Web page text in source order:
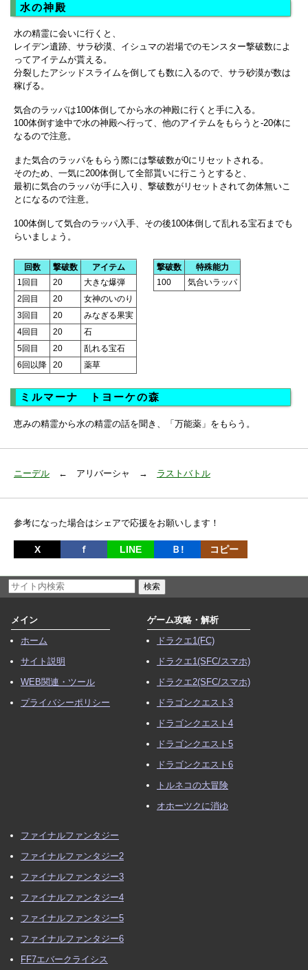
水の神殿
水の精霊に会いに行くと、
レイデン遺跡、サラ砂漠、イシュマの岩場でのモンスター撃破数によ
ってアイテムが貰える。
分裂したアシッドスライムを倒しても数に入るので、サラ砂漠が数は
稼げる。
気合のラッパは100体倒してから水の神殿に行くと手に入る。
100体倒す途中で水の神殿へ行って、他のアイテムをもらうと-20体に
なるので注意。
また気合のラッパをもらう際には撃破数が0にリセットされる。
そのため、一気に200体倒して全部貰いに行こうとすると、
最初に気合のラッパが手に入り、撃破数がリセットされて勿体無いこ
とになるので注意。
100体倒して気合のラッパ入手、その後100体倒して乱れる宝石までも
らいましょう。
回数 撃破数
アイテム
1回目
20
大きな爆弾
2回目
20
女神のいのり
3回目
20
みなぎる果実
4回目
20
石
5回目
20
乱れる宝石
6回以降
20 薬草
撃破数
特殊能力
100
気合いラッパ
ミルマーナ トヨーケの森
恵みの精霊から水の精霊の話を聞き、「万能薬」をもらう。
ニーデル ← アリバーシャ → ラストバトル
参考になった場合はシェアで応援をお願いします！
X ｆ LINE Ｂ! コピー
メイン
ホーム
サイト説明
WEB関連・ツール
プライバシーポリシー
ゲーム攻略・解析
ドラクエ1(FC)
ドラクエ1(SFC/スマホ)
ドラクエ2(SFC/スマホ)
ドラゴンクエスト3
ドラゴンクエスト4
ドラゴンクエスト5
ドラゴンクエスト6
トルネコの大冒険
オホーツクに消ゆ
ファイナルファンタジー
ファイナルファンタジー2
ファイナルファンタジー3
ファイナルファンタジー4
ファイナルファンタジー5
ファイナルファンタジー6
FF7エバークライシス